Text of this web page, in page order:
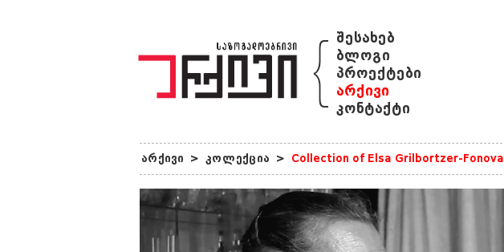
{ შესახებ
ბლოგი
პროექტები
არქივი
კონტაქტი
არქივი > კოლექცია > Collection of Elsa Grilbortzer-Fonova